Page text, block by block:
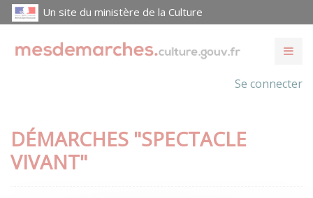
Un site du ministère de la Culture
Se connecter
DÉMARCHES "SPECTACLE
VIVANT"